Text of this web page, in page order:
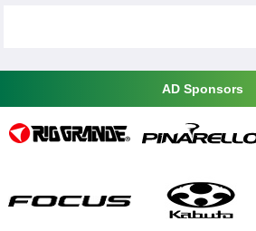
AD Sponsors